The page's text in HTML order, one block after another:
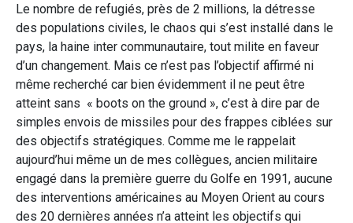
Le nombre de refugiés, près de 2 millions, la détresse
des populations civiles, le chaos qui s’est installé dans le
pays, la haine inter communautaire, tout milite en faveur
d’un changement. Mais ce n’est pas l’objectif affirmé ni
même recherché car bien évidemment il ne peut être
atteint sans « boots on the ground », c’est à dire par de
simples envois de missiles pour des frappes ciblées sur
des objectifs stratégiques. Comme me le rappelait
aujourd’hui même un de mes collègues, ancien militaire
engagé dans la première guerre du Golfe en 1991, aucune
des interventions américaines au Moyen Orient au cours
des 20 dernières années n’a atteint les objectifs qui